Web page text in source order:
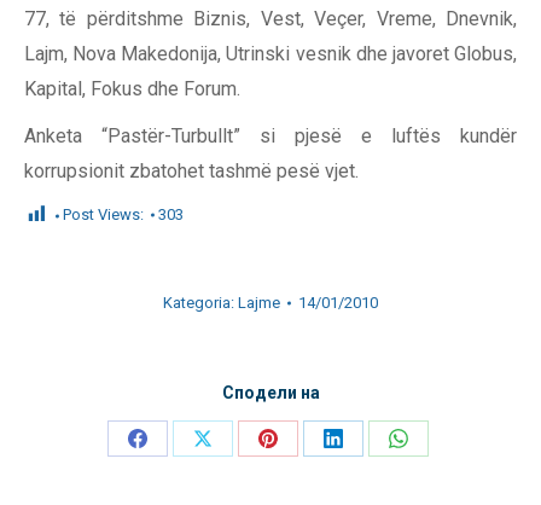
77, të përditshme Biznis, Vest, Veçer, Vreme, Dnevnik,
Lajm, Nova Makedonija, Utrinski vesnik dhe javoret Globus,
Kapital, Fokus dhe Forum.
Anketa “Pastër-Turbullt” si pjesë e luftës kundër
korrupsionit zbatohet tashmë pesë vjet.
Post Views: 303
Kategoria: Lajme 14/01/2010
Сподели на
Share
Share
Share
Share
Share